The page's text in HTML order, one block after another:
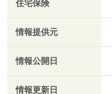
住宅保険
情報提供元
情報公開日
情報更新日